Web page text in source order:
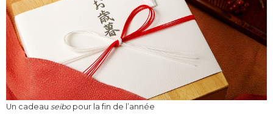
Un cadeau seibopour la fin de l’année